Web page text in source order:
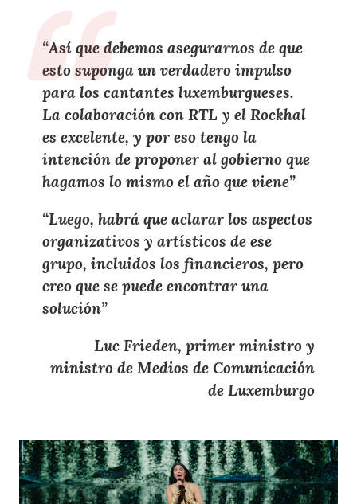
“Así que debemos asegurarnos de que
esto suponga un verdadero impulso
para los cantantes luxemburgueses.
La colaboración con RTLy el Rockhal
es excelente, y por eso tengo la
intención de proponer al gobierno que
hagamos lo mismo el año que viene”
“Luego, habrá que aclarar los aspectos
organizativos y artísticos de ese
grupo, incluidos los financieros, pero
creo que se puede encontrar una
solución”
Luc Frieden, primer ministro y
ministro de Medios de Comunicación
de Luxemburgo